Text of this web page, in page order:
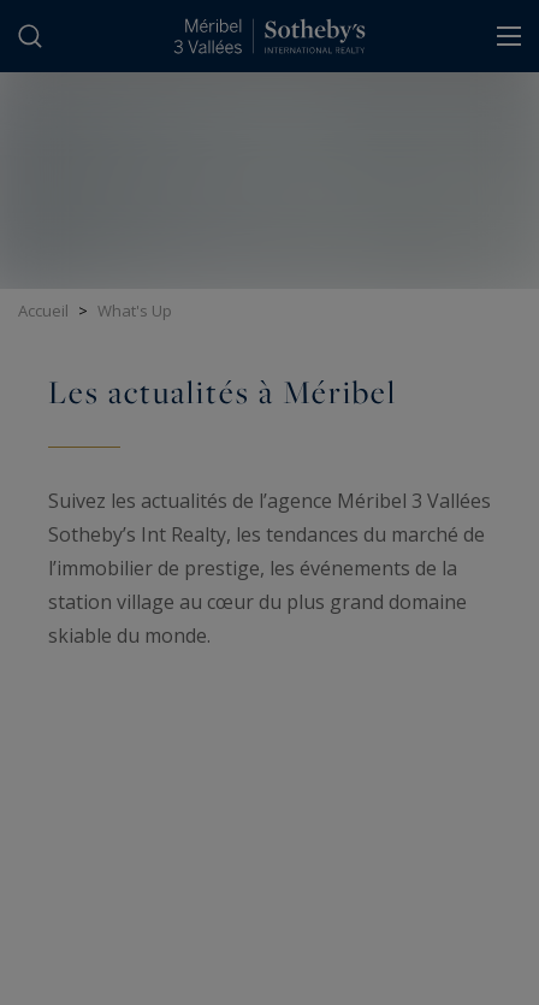
Accueil > What's Up
Les actualités à Méribel
Suivez les actualités de l’agence Méribel 3 Vallées
Sotheby’s Int Realty, les tendances du marché de
l’immobilier de prestige, les événements de la
station village au cœur du plus grand domaine
skiable du monde.